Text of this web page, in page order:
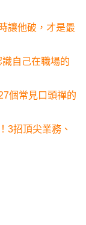
讓他破，才是最
自己在職場的
個常見口頭禪的
3招頂尖業務、